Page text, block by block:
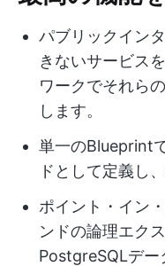
パブリックイン
きないサービス
ワークでそれら
します。
単一のBlueprint
ドとして定義し
ポイント・イン
ンドの論理エク
PostgreSQLデー